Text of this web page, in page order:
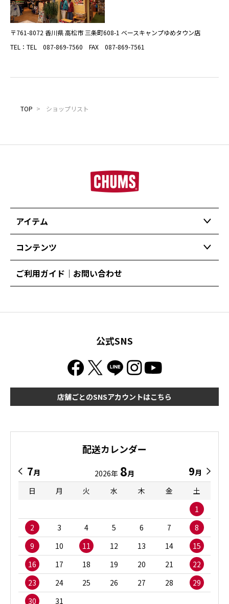
〒761-8072 香川県 高松市 三条町608-1 ベースキャンプゆめタウン店
TEL：TEL 087-869-7560 FAX 087-869-7561
TOP > ショップリスト
アイテム
コンテンツ
ご利用ガイド｜お問い合わせ
公式SNS
店舗ごとのSNSアカウントはこちら
配送カレンダー
7月 2026年 8月 9月
日
月 火 水 木 金
土
1
2
3 4 5 6 7
8
9
10 11 12 13 14
15
16
17 18 19 20 21
22
23
24 25 26 27 28
29
30
31